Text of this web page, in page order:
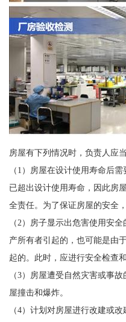
房屋有下列情况时，负责人应
（1）房屋在设计使用寿命后
已超出设计使用寿命，因此房
全责任。为了保证房屋的安全
（2）房子显示出危害使用安
产所有者引起的，也可能是由
起的。此时，应进行安全检查
（3）房屋遭受自然灾害或事
屋撞击和爆炸。
（4）计划对房屋进行改建或